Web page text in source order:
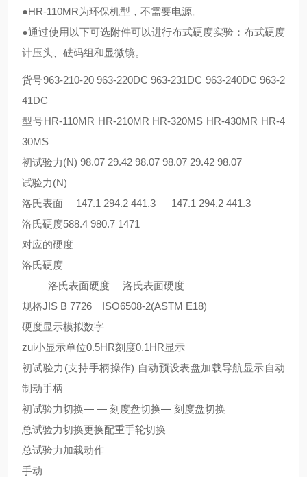
●HR-110MR为环保机型，不需要电源。
●通过使用以下可选附件可以进行布式硬度实验：布式硬度
计压头、砝码组和显微镜。
货号963-210-20 963-220DC 963-231DC 963-240DC 963-2
41DC
型号HR-110MR HR-210MR HR-320MS HR-430MR HR-4
30MS
初试验力(N) 98.07 29.42 98.07 98.07 29.42 98.07
试验力(N)
洛氏表面— 147.1 294.2 441.3 — 147.1 294.2 441.3
洛氏硬度588.4 980.7 1471
对应的硬度
洛氏硬度
— — 洛氏表面硬度— 洛氏表面硬度
规格JIS B 7726 ISO6508-2(ASTM E18)
硬度显示模拟数字
zui小显示单位0.5HR刻度0.1HR显示
初试验力(支持手柄操作) 自动预设表盘加载导航显示自动
制动手柄
初试验力切换— — 刻度盘切换— 刻度盘切换
总试验力切换更换配重手轮切换
总试验力加载动作
手动